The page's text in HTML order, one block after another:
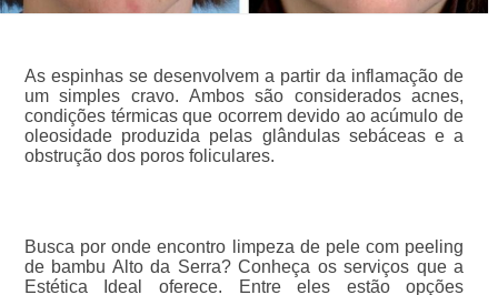
As espinhas se desenvolvem a partir da inflamação de
um simples cravo. Ambos são considerados acnes,
condições térmicas que ocorrem devido ao acúmulo de
oleosidade produzida pelas glândulas sebáceas e a
obstrução dos poros foliculares.
Busca por onde encontro limpeza de pele com peeling
de bambu Alto da Serra? Conheça os serviços que a
Estética Ideal oferece. Entre eles estão opções